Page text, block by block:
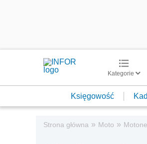
Kategorie
Księgowość
Strona główna » Moto »